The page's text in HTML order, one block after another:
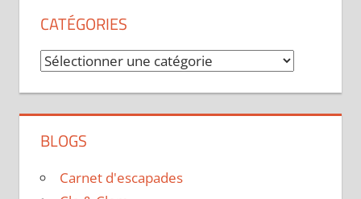
CATÉGORIES
Catégories
BLOGS
Carnet d'escapades